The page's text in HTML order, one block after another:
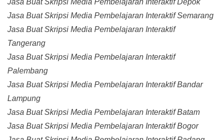
Jasa Buat Skripsi Media Pembelajaran Interaktif Depok
Jasa Buat Skripsi Media Pembelajaran Interaktif Semarang
Jasa Buat Skripsi Media Pembelajaran Interaktif
Tangerang
Jasa Buat Skripsi Media Pembelajaran Interaktif
Palembang
Jasa Buat Skripsi Media Pembelajaran Interaktif Bandar
Lampung
Jasa Buat Skripsi Media Pembelajaran Interaktif Batam
Jasa Buat Skripsi Media Pembelajaran Interaktif Bogor